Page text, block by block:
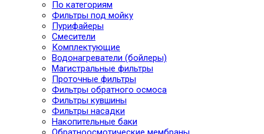
По категориям
Фильтры под мойку
Пурифайеры
Смесители
Комплектующие
Водонагреватели (бойлеры)
Магистральные фильтры
Проточные фильтры
Фильтры обратного осмоса
Фильтры кувшины
Фильтры насадки
Накопительные баки